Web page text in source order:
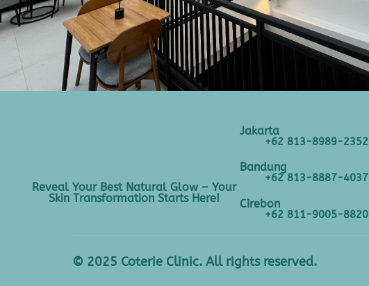
Reveal Your Best Natural Glow – Your
Skin Transformation Starts Here!
Jakarta
+62 813-8989-2352
Bandung
+62 813-8887-4037
Cirebon
+62 811-9005-8820
© 2025 Coterie Clinic. All rights reserved.